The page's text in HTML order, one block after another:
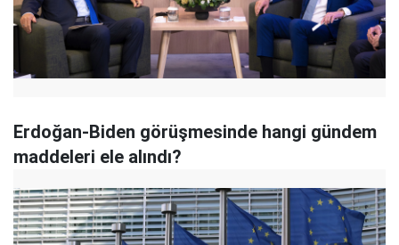
Erdoğan-Biden görüşmesinde hangi gündem
maddeleri ele alındı?